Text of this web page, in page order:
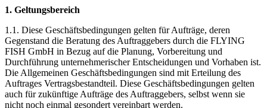
1. Geltungsbereich
1.1. Diese Geschäftsbedingungen gelten für Aufträge, deren
Gegenstand die Beratung des Auftraggebers durch die FLYING
FISH GmbH in Bezug auf die Planung, Vorbereitung und
Durchführung unternehmerischer Entscheidungen und Vorhaben ist.
Die Allgemeinen Geschäftsbedingungen sind mit Erteilung des
Auftrages Vertragsbestandteil. Diese Geschäftsbedingungen gelten
auch für zukünftige Aufträge des Auftraggebers, selbst wenn sie
nicht noch einmal gesondert vereinbart werden.